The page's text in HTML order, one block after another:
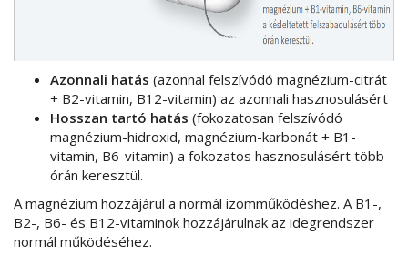
Azonnali hatás (azonnal felszívódó magnézium-citrát
+ B2-vitamin, B12-vitamin) az azonnali hasznosulásért
Hosszan tartó hatás (fokozatosan felszívódó
magnézium-hidroxid, magnézium-karbonát + B1-
vitamin, B6-vitamin) a fokozatos hasznosulásért több
órán keresztül.
A magnézium hozzájárul a normál izomműködéshez. A B1-,
B2-, B6- és B12-vitaminok hozzájárulnak az idegrendszer
normál működéséhez.